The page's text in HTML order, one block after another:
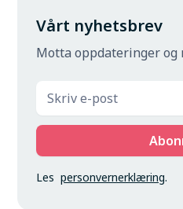
Vårt nyhetsbrev
Motta oppdateringer og
Lespersonvernerklæring.